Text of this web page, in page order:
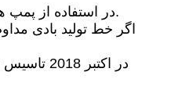
5. در استفاده از پمپ های هوا باید توجه داشت که آیا سر و صدا الزامات زیست محیطی را برآورده می کند تا از آلودگی صوتی ناشی از سر و صدای زیاد جلوگیری شود.